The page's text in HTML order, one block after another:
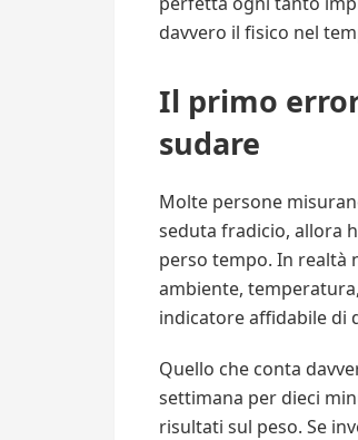
davvero il fisico nel
Il primo
sudare
Molte persone
seduta fradicio, allora
perso tempo. In realtà
ambiente,
indicatore affidabile di
Quello che conta
settimana per dieci
risultati sul peso. Se